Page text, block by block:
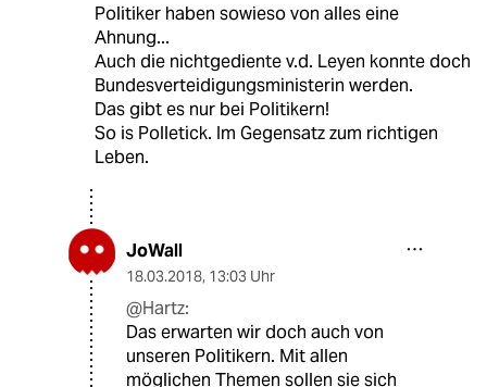
Politiker haben sowieso von alles eine
Ahnung...
Auch die nichtgediente v.d. Leyen konnte doch
Bundesverteidigungsministerin werden.
Das gibt es nur bei Politikern!
So is Polletick. Im Gegensatz zum richtigen
Leben.
JoWall
18.03.2018, 13:03 Uhr
@Hartz:
Das erwarten wir doch auch von
unseren Politikern. Mit allen
möglichen Themen sollen sie sich